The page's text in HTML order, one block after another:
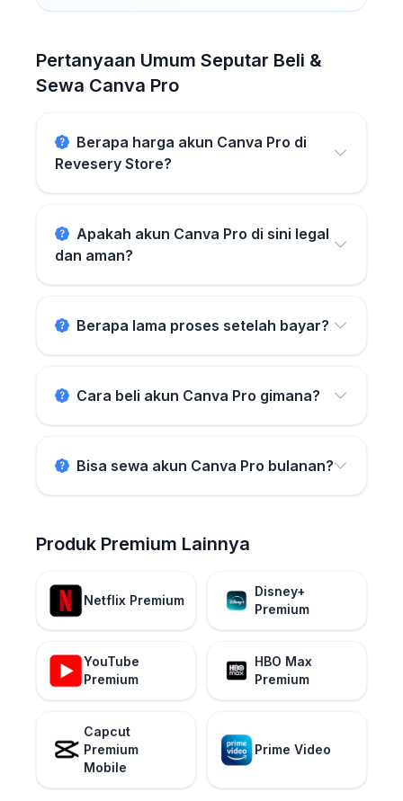
Pertanyaan Umum Seputar Beli &
Sewa Canva Pro
Berapa harga akun Canva Pro di
Revesery Store?
Apakah akun Canva Pro di sini legal
dan aman?
Berapa lama proses setelah bayar?
Cara beli akun Canva Pro gimana?
Bisa sewa akun Canva Pro bulanan?
Produk Premium Lainnya
Netflix Premium
Disney+
Premium
YouTube
Premium
HBO Max
Premium
Capcut
Premium
Mobile
Prime Video